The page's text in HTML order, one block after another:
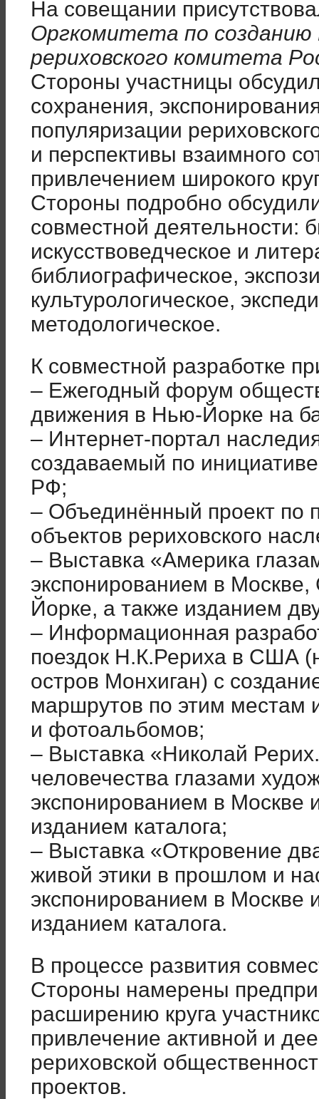
На совещании
Оргкомитета по созданию
рериховского комитета
Стороны участницы
сохранения,
популяризации
и перспективы взаимного
привлечением широкого
Стороны подробно
совместной деятельности:
искусствоведческое и
библиографическое,
культурологическое,
методологическое.
К совместной разработке
– Ежегодный форум
движения в Нью-Йорке на
– Интернет-портал
создаваемый по
РФ;
– Объединённый проект по
объектов рериховского
– Выставка «Америка
экспонированием в
Йорке, а также изданием
– Информационная
поездок Н.К.Рериха в США
остров Монхиган) с
маршрутов по этим местам
и фотоальбомов;
– Выставка «Николай
человечества глазами
экспонированием в Москве
изданием каталога;
– Выставка «Откровение
живой этики в прошлом и
экспонированием в Москве
изданием каталога.
В процессе развития
Стороны намерены
расширению круга
привлечение активной и
рериховской
проектов.